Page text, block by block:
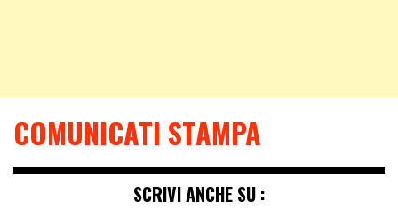
COMUNICATI STAMPA
SCRIVI ANCHE SU :